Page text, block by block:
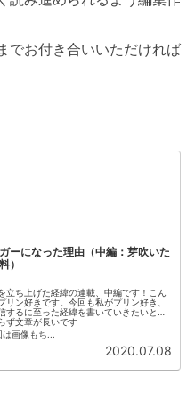
でお付き合いいただければ
ーになった理由（中編：芽吹いた
）
立ち上げた経緯の連載、中編です！こん
リン好きです。今回も私がプリン好き、
するに至った経緯を書いていきたいと思
ず文章が長いです
は画像もち...
2020.07.08